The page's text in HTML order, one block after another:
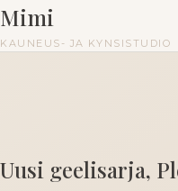
Mimi
KAUNEUS- JA KYNSISTUDIO
Uusi geelisarja,